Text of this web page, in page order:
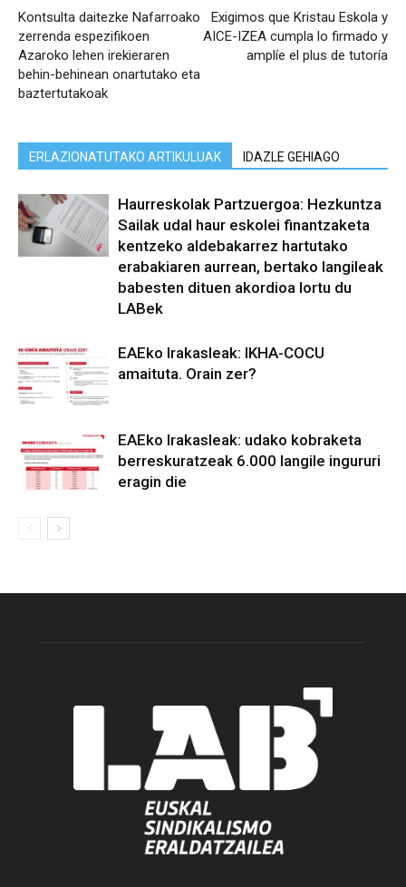
Kontsulta daitezke Nafarroako
zerrenda espezifikoen
Azaroko lehen irekieraren
behin-behinean onartutako eta
baztertutakoak
Exigimos que Kristau Eskola y
AICE-IZEA cumpla lo firmado y
amplíe el plus de tutoría
ERLAZIONATUTAKO ARTIKULUAK IDAZLE GEHIAGO
Haurreskolak Partzuergoa: Hezkuntza
Sailak udal haur eskolei finantzaketa
kentzeko aldebakarrez hartutako
erabakiaren aurrean, bertako langileak
babesten dituen akordioa lortu du
LABek
EAEko Irakasleak: IKHA-COCU
amaituta. Orain zer?
EAEko Irakasleak: udako kobraketa
berreskuratzeak 6.000 langile ingururi
eragin die